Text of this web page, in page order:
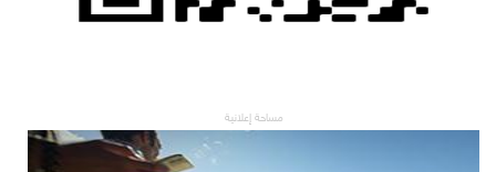
مساحة إعلانية